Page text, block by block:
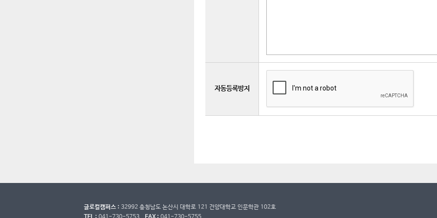
자동등록방지
글로컬캠퍼스 : 32992 충청남도 논산시 대학로 121 건양대학교 인문학관 102호